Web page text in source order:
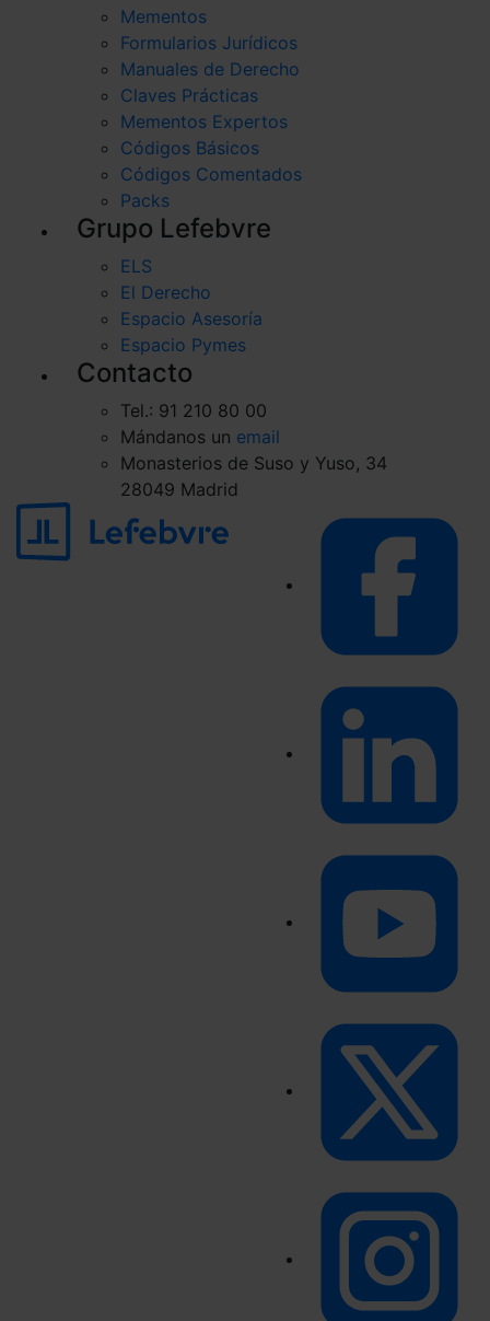
Mementos
Formularios Jurídicos
Manuales de Derecho
Claves Prácticas
Mementos Expertos
Códigos Básicos
Códigos Comentados
Packs
Grupo Lefebvre
ELS
El Derecho
Espacio Asesoría
Espacio Pymes
Contacto
Tel.: 91 210 80 00
Mándanos un email
Monasterios de Suso y Yuso, 34
28049 Madrid